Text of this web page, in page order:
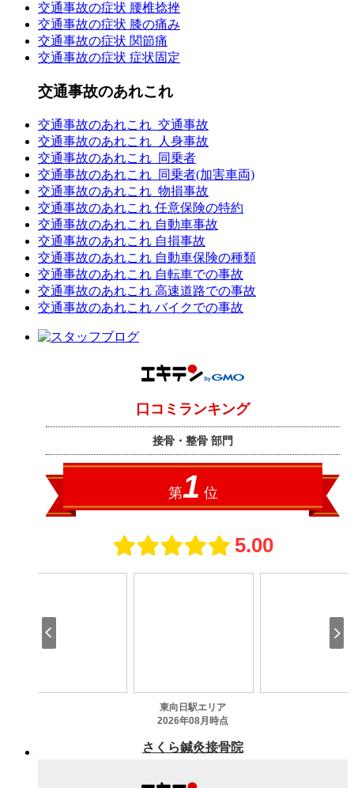
交通事故の症状 腰椎捻挫
交通事故の症状 膝の痛み
交通事故の症状 関節痛
交通事故の症状 症状固定
交通事故のあれこれ
交通事故のあれこれ_交通事故
交通事故のあれこれ_人身事故
交通事故のあれこれ_同乗者
交通事故のあれこれ_同乗者(加害車両)
交通事故のあれこれ_物損事故
交通事故のあれこれ 任意保険の特約
交通事故のあれこれ 自動車事故
交通事故のあれこれ 自損事故
交通事故のあれこれ 自動車保険の種類
交通事故のあれこれ 自転車での事故
交通事故のあれこれ 高速道路での事故
交通事故のあれこれ バイクでの事故